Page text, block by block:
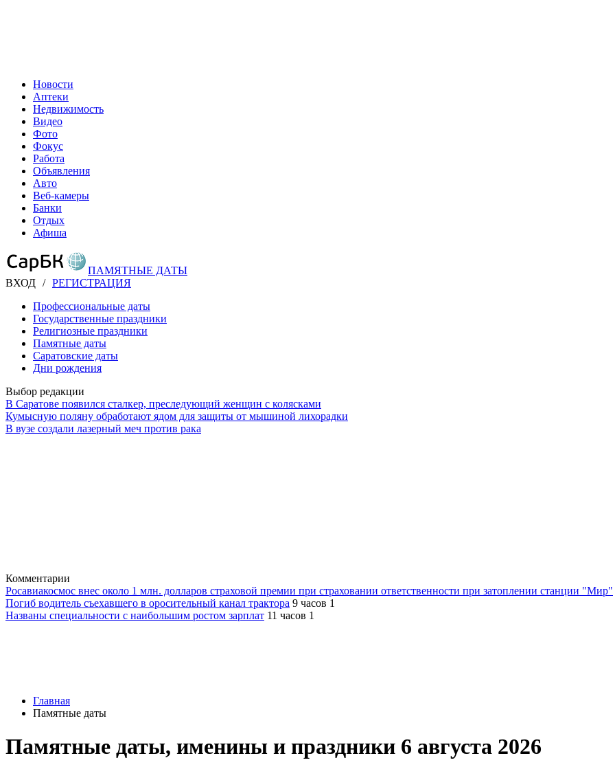
Новости
Аптеки
Недвижимость
Видео
Фото
Фокус
Работа
Объявления
Авто
Веб-камеры
Банки
Отдых
Афиша
ПАМЯТНЫЕ ДАТЫ
ВХОД / РЕГИСТРАЦИЯ
Профессиональные даты
Государственные праздники
Религиозные праздники
Памятные даты
Саратовские даты
Дни рождения
Выбор редакции
В Саратове появился сталкер, преследующий женщин с колясками
Кумысную поляну обработают ядом для защиты от мышиной лихорадки
В вузе создали лазерный меч против рака
Комментарии
Росавиакосмос внес около 1 млн. долларов страховой премии при страховании ответственности при затоплении станции "Мир"
Погиб водитель съехавшего в оросительный канал трактора 9 часов 1
Названы специальности с наибольшим ростом зарплат 11 часов 1
Главная
Памятные даты
Памятные даты, именины и праздники 6 августа 2026